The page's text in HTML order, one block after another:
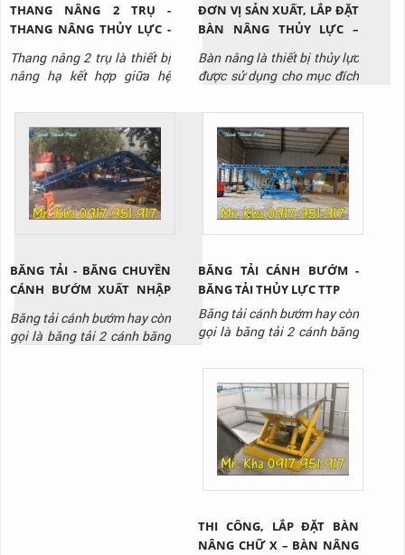
THANG NÂNG 2 TRỤ -
THANG NÂNG THỦY LỰC -
THANG NÂNG CÔNG
NGHIỆP
Thang nâng 2 trụ là thiết bị
nâng hạ kết hợp giữa hệ
cáp kéo để nâng hạ hàng
hóa, trang thiết bị lên cao
tại nhà máy, kho bãi, công
trình xây dựng,...
ĐƠN VỊ SẢN XUẤT, LẮP ĐẶT
BÀN NÂNG THỦY LỰC –
BÀN NÂNG HÀNG VIỆT
NAM
Bàn nâng là thiết bị thủy lực
được sử dụng cho mục đích
nhà kho, phân xưởng. Bàn
nâng được thiết kế đa dạng
với nhiều loại tải trọng,
chiều cao nâng để phù hợp
với nhiều mục đích sử dụng
khác nhau.
BĂNG TẢI - BĂNG CHUYỀN
CÁNH BƯỚM XUẤT NHẬP
HÀNG THỊNH THÀNH PHÁT
01
Băng tải cánh bướm hay còn
gọi là băng tải 2 cánh băng
BĂNG TẢI CÁNH BƯỚM -
BĂNG TẢI THỦY LỰC TTP
Băng tải cánh bướm hay còn
gọi là băng tải 2 cánh băng
hạ xuống một cách dễ dàng
nhờ vào hệ thống thủy lực
THI CÔNG, LẮP ĐẶT BÀN
NÂNG CHỮ X – BÀN NÂNG